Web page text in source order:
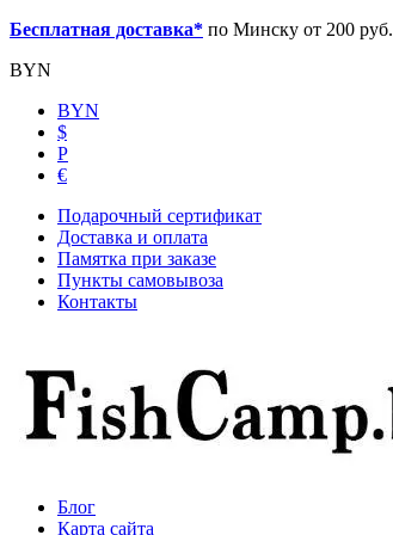
Бесплатная доставка* по Минску от 200 руб.
BYN
BYN
$
Р
€
Подарочный сертификат
Доставка и оплата
Памятка при заказе
Пункты самовывоза
Контакты
Блог
Карта сайта